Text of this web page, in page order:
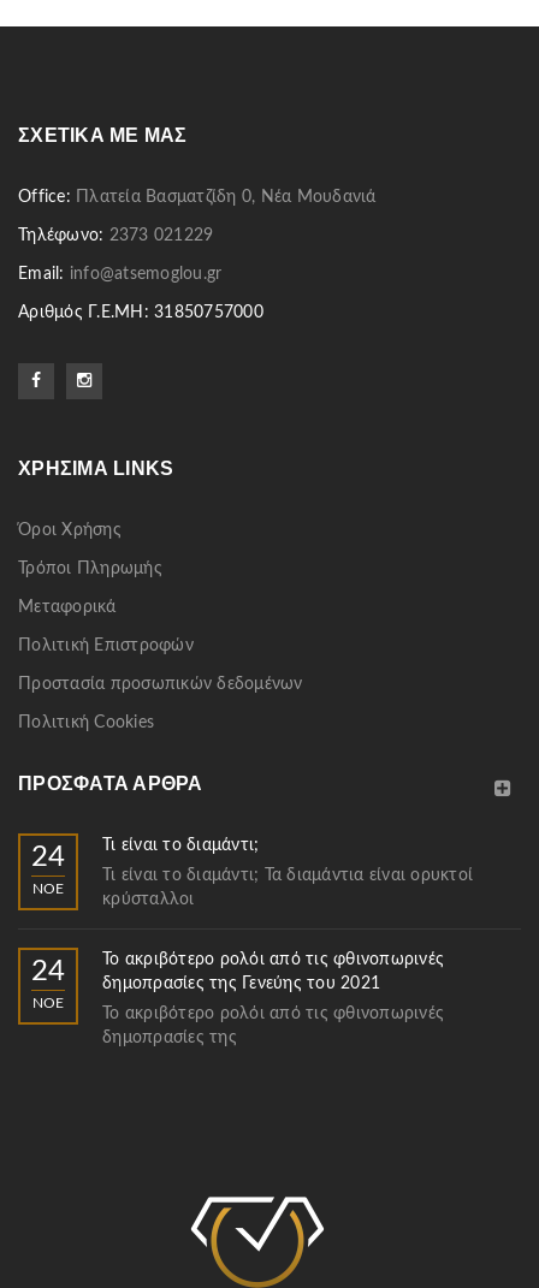
ΣΧΕΤΙΚΆ ΜΕ ΜΑΣ
Office: Πλατεία Βασματζίδη 0, Νέα Μουδανιά
Τηλέφωνο: 2373 021229
Email: info@atsemoglou.gr
Αριθμός Γ.Ε.ΜΗ: 31850757000
ΧΡΉΣΙΜΑ LINKS
Όροι Χρήσης
Τρόποι Πληρωμής
Μεταφορικά
Πολιτική Επιστροφών
Προστασία προσωπικών δεδομένων
Πολιτική Cookies
ΠΡΌΣΦΑΤΑ ΆΡΘΡΑ
24
ΝΟΈ
Τι είναι το διαμάντι;
Τι είναι το διαμάντι; Τα διαμάντια είναι ορυκτοί
κρύσταλλοι
24
ΝΟΈ
Το ακριβότερο ρολόι από τις φθινοπωρινές
δημοπρασίες της Γενεύης του 2021
Το ακριβότερο ρολόι από τις φθινοπωρινές
δημοπρασίες της